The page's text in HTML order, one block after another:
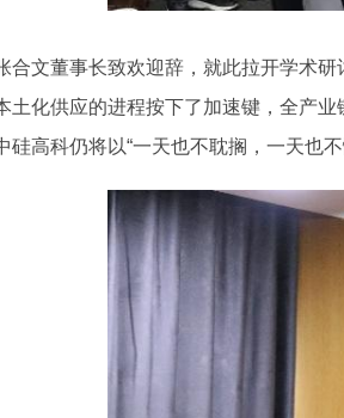
董事长致欢迎辞，就此拉开学术研
土化供应的进程按下了加速键，全产
硅高科仍将以“一天也不耽搁，一天也